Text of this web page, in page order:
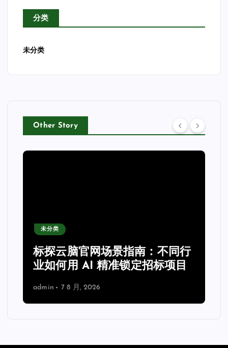
分类
未分类
Other Story
未分类
标探云脑官网场景指南：不同行
业如何用 AI 精准锁定招标项目
admin 7 8 月, 2026